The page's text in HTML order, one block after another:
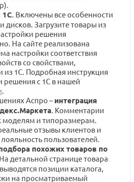
1С. Включены все особенности
дисков. Загрузите товары из
решения
На сайте реализована
настройки соответствия
со свойствами,
из 1С. Подробная инструкция
решения с 1С в нашей
.
Аспро –интеграция
. Комментарии
моделям и типоразмерам.
отзывы клиентов и
пользователей.
похожих товаров по
детальной странице товара
позиции каталога,
на просматриваемый